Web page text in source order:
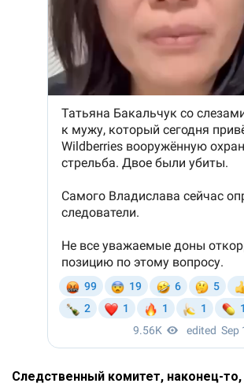
Следственный комитет, наконец-то,